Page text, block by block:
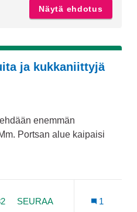
Näytä ehdotus
ja kukkaniittyjä
enemmän
Portsan alue kaipaisi
Keskusta
32 SEURAAJAA
SEURAA
1